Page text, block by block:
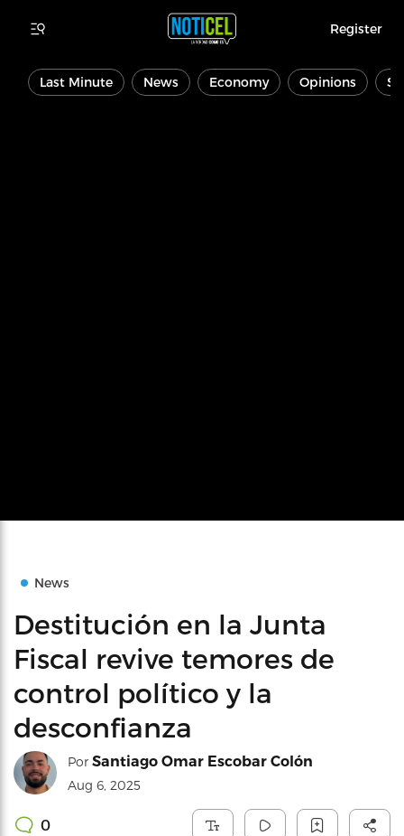
Register
Last Minute News Economy Opinions
News
Destitución en la Junta
Fiscal revive temores de
control político y la
desconfianza
Por Santiago Omar Escobar Colón
Aug 6, 2025
0